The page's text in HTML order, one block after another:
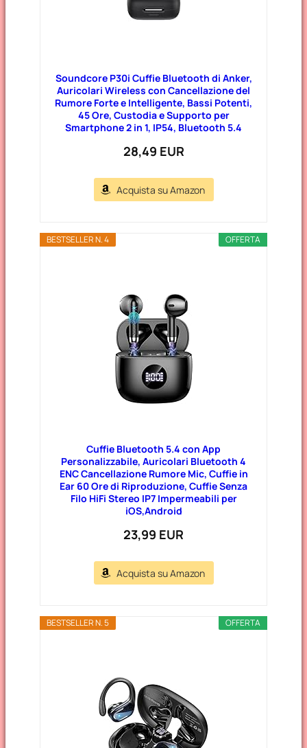
Soundcore P30i Cuffie Bluetooth di Anker,
Auricolari Wireless con Cancellazione del
Rumore Forte e Intelligente, Bassi Potenti,
45 Ore, Custodia e Supporto per
Smartphone 2 in 1, IP54, Bluetooth 5.4
28,49 EUR
Acquista su Amazon
OFFERTA
BESTSELLER N. 4
Cuffie Bluetooth 5.4 con App
Personalizzabile, Auricolari Bluetooth 4
ENC Cancellazione Rumore Mic, Cuffie in
Ear 60 Ore di Riproduzione, Cuffie Senza
Filo HiFi Stereo IP7 Impermeabili per
iOS,Android
23,99 EUR
Acquista su Amazon
OFFERTA
BESTSELLER N. 5